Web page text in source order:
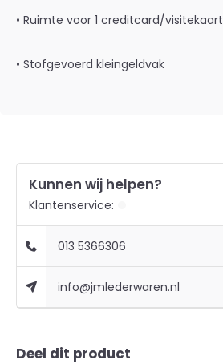
• Ruimte voor 1 creditcard/visitekaart
• Stofgevoerd kleingeldvak
Kunnen wij helpen?
Klantenservice:
013 5366306
info@jmlederwaren.nl
Deel dit product